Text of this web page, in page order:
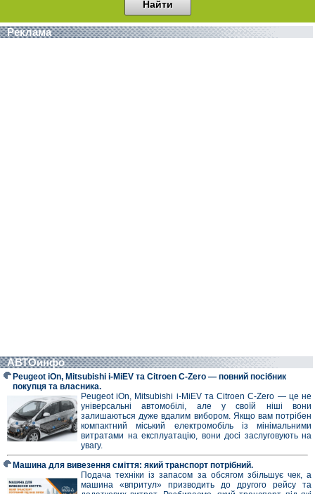
Реклама
АВТОинфо
Peugeot iOn, Mitsubishi i-MiEV та Citroen C-Zero — повний посібник
покупця та власника.
Peugeot iOn, Mitsubishi i-MiEV та Citroen C-Zero — це не
універсальні автомобілі, але у своїй ніші вони
залишаються дуже вдалим вибором. Якщо вам потрібен
компактний міський електромобіль із мінімальними
витратами на експлуатацію, вони досі заслуговують на
увагу.
Машина для вивезення сміття: який транспорт потрібний.
Подача техніки із запасом за обсягом збільшує чек, а
машина «впритул» призводить до другого рейсу та